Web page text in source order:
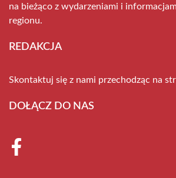
na bieżąco z wydarzeniami i
regionu.
REDAKCJA
Skontaktuj się z nami przechodząc na
DOŁĄCZ DO NAS